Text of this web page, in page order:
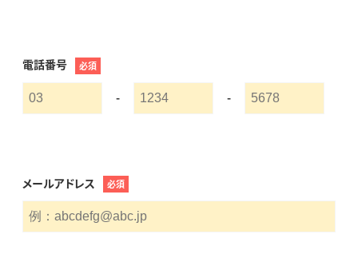
電話番号 必須
- -
メールアドレス 必須